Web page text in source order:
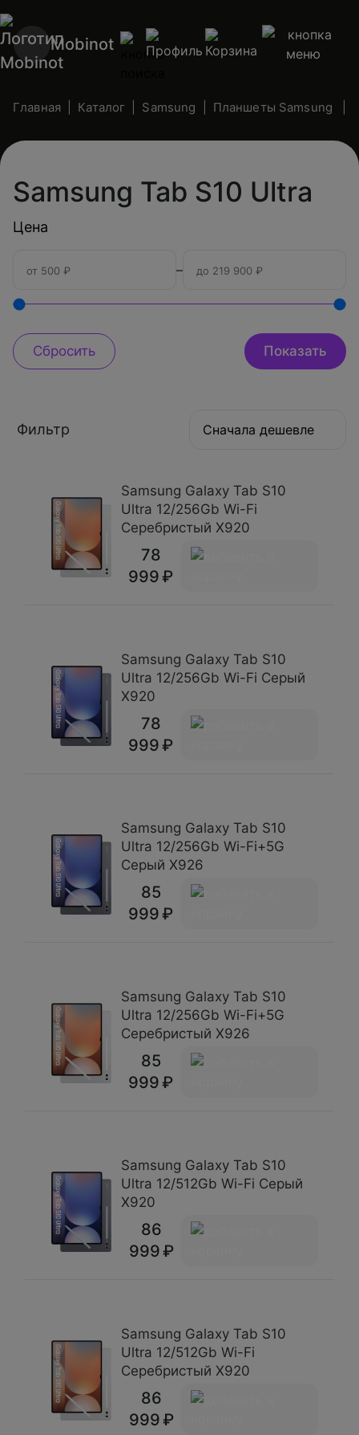
Mobinot
Главная Каталог Samsung Планшеты Samsung
Samsung Tab S10 Ultra
Цена
–
Фильтр Сначала дешевле
Samsung Galaxy Tab S10
Ultra 12/256Gb Wi-Fi
Серебристый X920
78
999
Samsung Galaxy Tab S10
Ultra 12/256Gb Wi-Fi Серый
X920
78
999
Samsung Galaxy Tab S10
Ultra 12/256Gb Wi-Fi+5G
Серый X926
85
999
Samsung Galaxy Tab S10
Ultra 12/256Gb Wi-Fi+5G
Серебристый X926
85
999
Samsung Galaxy Tab S10
Ultra 12/512Gb Wi-Fi Серый
X920
86
999
Samsung Galaxy Tab S10
Ultra 12/512Gb Wi-Fi
Серебристый X920
86
999